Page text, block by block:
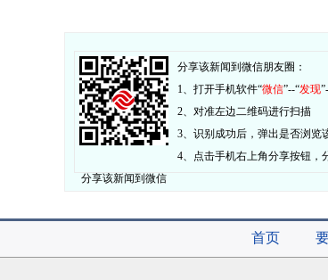
分享该新闻到微信
分享该新闻到微信朋友圈：
1、打开手机软件“微信”--“发现
2、对准左边二维码进行扫描
3、识别成功后，弹出是否浏览
4、点击手机右上角分享按钮，
首页